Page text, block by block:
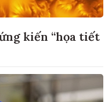
kiến “họa tiết